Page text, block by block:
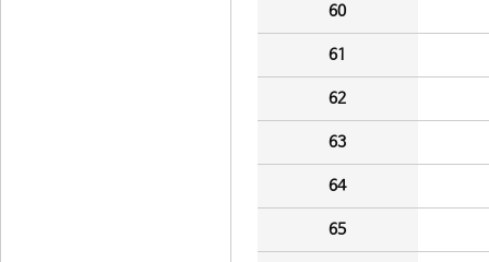
60
61
62
63
64
65